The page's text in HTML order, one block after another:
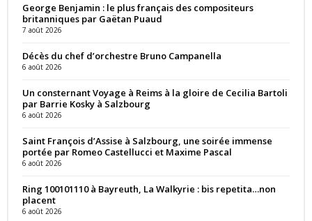
George Benjamin : le plus français des compositeurs
britanniques par Gaëtan Puaud
7 août 2026
Décès du chef d’orchestre Bruno Campanella
6 août 2026
Un consternant Voyage à Reims à la gloire de Cecilia Bartoli
par Barrie Kosky à Salzbourg
6 août 2026
Saint François d’Assise à Salzbourg, une soirée immense
portée par Romeo Castellucci et Maxime Pascal
6 août 2026
Ring 100101110 à Bayreuth, La Walkyrie : bis repetita…non
placent
6 août 2026